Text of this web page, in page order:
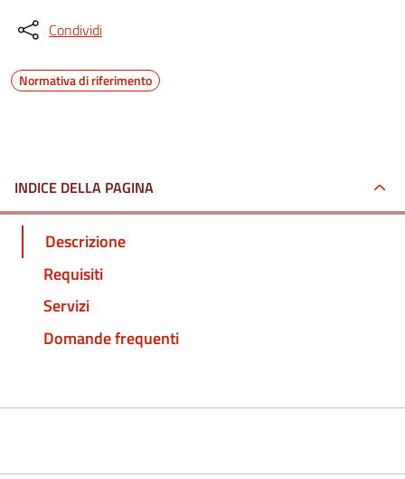
Condividi
Normativa di riferimento
INDICE DELLA PAGINA
Descrizione
Requisiti
Servizi
Domande frequenti